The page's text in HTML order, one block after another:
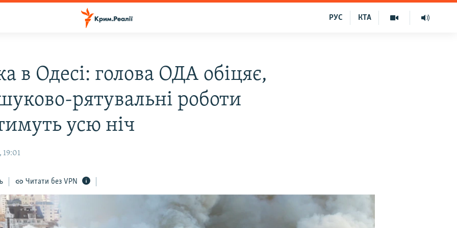
КТА
РУС
в Одесі: голова ОДА обіцяє,
рятувальні роботи
усю ніч
19:01
Читати без VPN